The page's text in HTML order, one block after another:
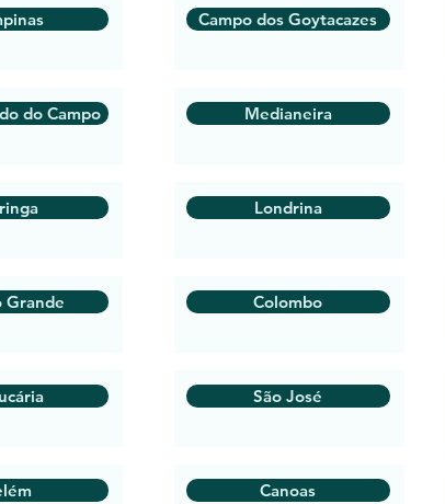
do Campo
Grande
Campo dos Goytacazes
Medianeira
Londrina
Colombo
São José
Canoas